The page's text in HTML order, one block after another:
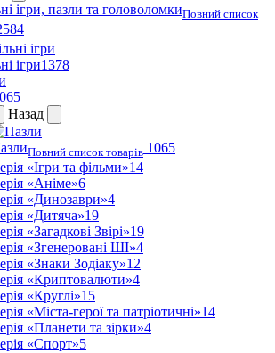
ігри, пазли та головоломкиПовний список
ігри1378
Назад
Повний список товарів 1065
«Ігри та фільми»14
«Аніме»6
«Динозаври»4
«Дитяча»19
«Загадкові Звірі»19
«Згенеровані ШІ»4
«Знаки Зодіаку»12
«Криптовалюти»4
«Круглі»15
«Міста-герої та патріотичні»14
«Планети та зірки»4
«Спорт»5